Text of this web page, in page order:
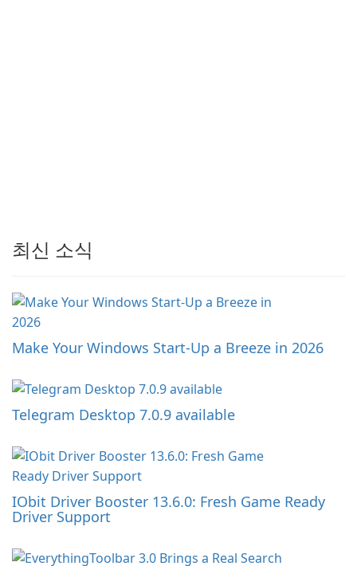
최신 소식
Make Your Windows Start-Up a Breeze in 2026
Telegram Desktop 7.0.9 available
IObit Driver Booster 13.6.0: Fresh Game Ready
Driver Support